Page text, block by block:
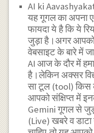
AI ki
यह गूगल का अपना
फायदा ये है कि ये
जुड़ा है।अगर
वेबसाइट के बारे में
AI आज के दौर में
है।लेकिन अक्सर
सा टूल (tool) किस
आपको संक्षिप्त में
Gemini गूगल से
(Live) खबरे व डाटा